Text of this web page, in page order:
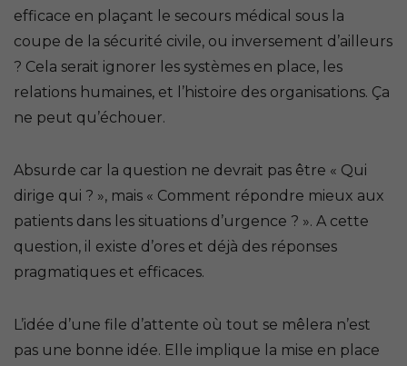
efficace en plaçant le secours médical sous la
coupe de la sécurité civile, ou inversement d’ailleurs
? Cela serait ignorer les systèmes en place, les
relations humaines, et l’histoire des organisations. Ça
ne peut qu’échouer.
Absurde car la question ne devrait pas être « Qui
dirige qui ? », mais « Comment répondre mieux aux
patients dans les situations d’urgence ? ». A cette
question, il existe d’ores et déjà des réponses
pragmatiques et efficaces.
L’idée d’une file d’attente où tout se mêlera n’est
pas une bonne idée. Elle implique la mise en place